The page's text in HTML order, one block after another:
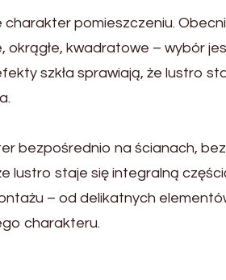
pomieszczeniu.
okrągłe, kwadratowe – wybór
szkła sprawiają, że lustro
bezpośrednio na ścianach, bez
lustro staje się integralną
– od delikatnych
charakteru.